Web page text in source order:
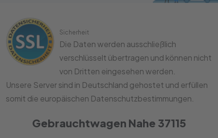
Sicherheit
Die Daten werden ausschließlich
verschlüsselt übertragen und können nicht
von Dritten eingesehen werden.
Unsere Server sind in Deutschland gehostet und erfüllen
somit die europäischen Datenschutzbestimmungen.
Gebrauchtwagen Nahe 37115